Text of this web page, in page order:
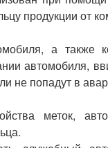
продукции от
а также
автомобиля,
не попадут в
меток,